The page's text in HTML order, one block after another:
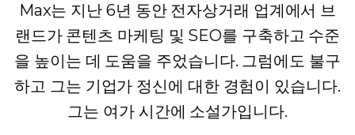
Max는 지난 6년 동안 전자상거래 업계에서 브
랜드가 콘텐츠 마케팅 및 SEO를 구축하고 수준
을 높이는 데 도움을 주었습니다. 그럼에도 불구
하고 그는 기업가 정신에 대한 경험이 있습니다.
그는 여가 시간에 소설가입니다.